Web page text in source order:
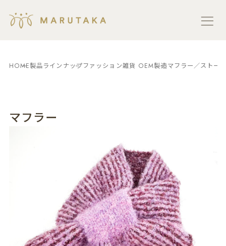
HOME製品ラインナップファッション雑貨 OEM製造マフラー／ストー
マフラー